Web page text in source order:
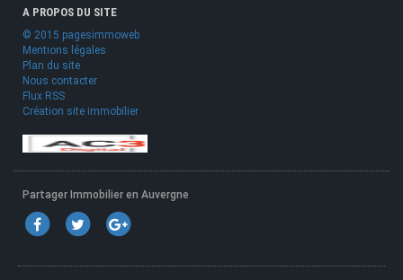
A PROPOS DU SITE
© 2015 pagesimmoweb
Mentions légales
Plan du site
Nous contacter
Flux RSS
Création site immobilier
Partager Immobilier en Auvergne